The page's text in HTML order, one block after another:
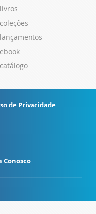
livros
coleções
lançamentos
ebook
catálogo
de Privacidade
Conosco